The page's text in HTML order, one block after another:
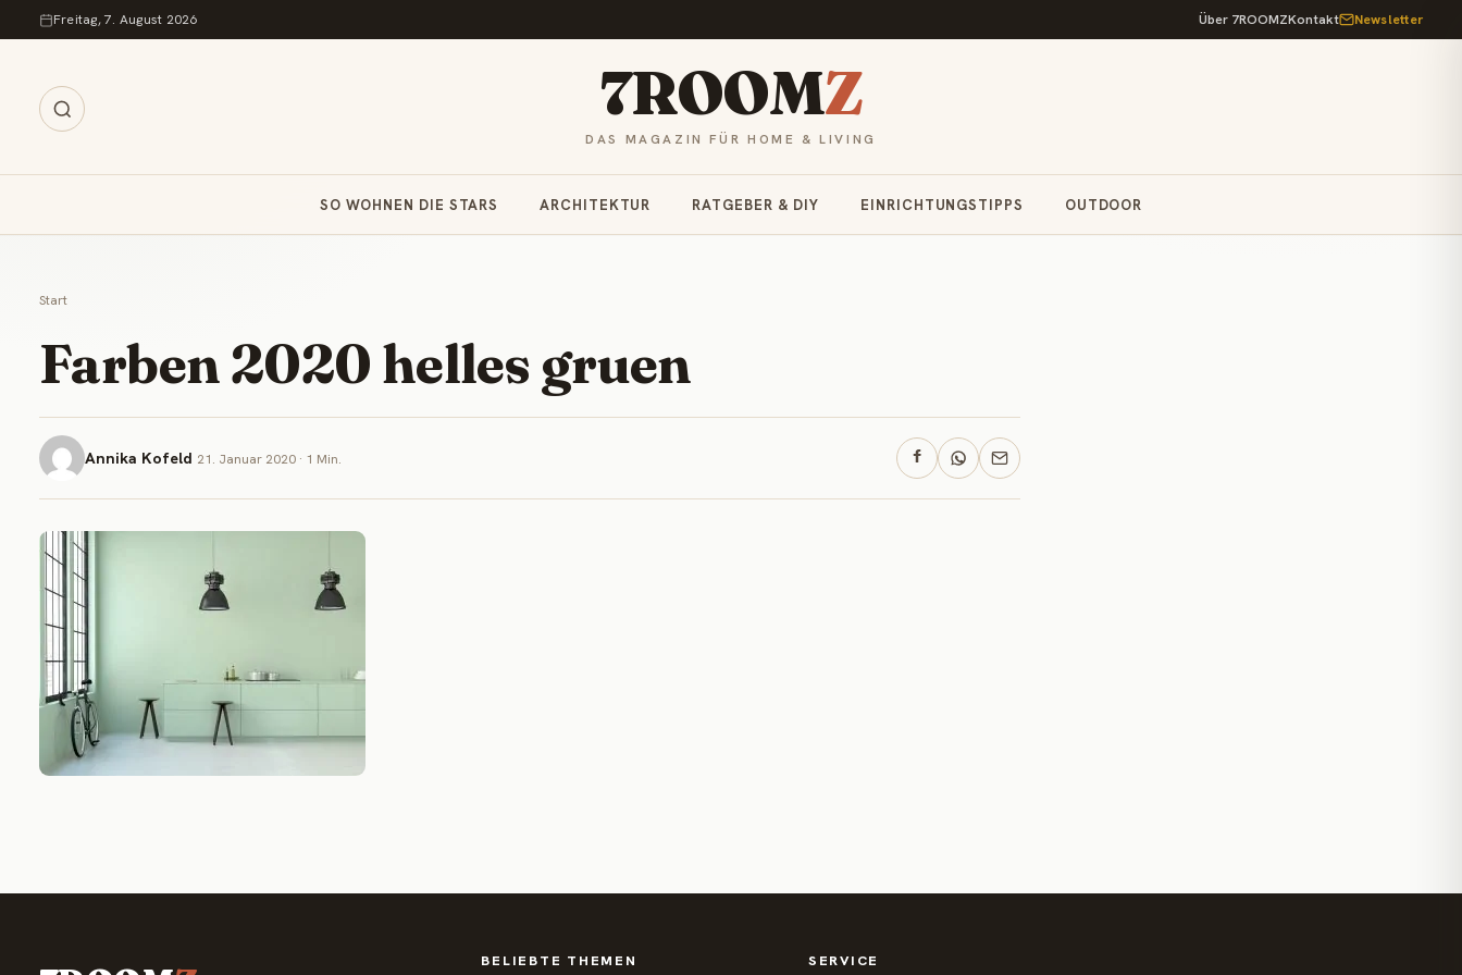
Zum Inhalt springen
Freitag, 7. August 2026 Über 7ROOMZKontakt Newsletter
7ROOMZ
DAS MAGAZIN FÜR HOME & LIVING
SO WOHNEN DIE STARS ARCHITEKTUR RATGEBER & DIY EINRICHTUNGSTIPPS OUTDOOR
Start
Farben 2020 helles gruen
Annika Kofeld 21. Januar 2020 · 1 Min.
BELIEBTE THEMEN SERVICE